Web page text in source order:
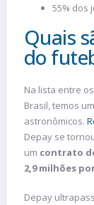
55% dos
Quais
do
Na lista entre
Brasil, temos
astronômicos.
Depay se
um contrato
2,9 milhões
Depay